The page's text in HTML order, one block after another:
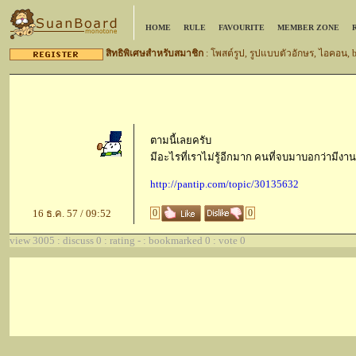
HOME RULE FAVOURITE MEMBER ZONE
สิทธิพิเศษสำหรับสมาชิก : โพสต์รูป, รูปแบบตัวอักษร, ไอคอน,
ตามนี้เลยครับ
มีอะไรที่เราไม่รู้อีกมาก คนที่จบมาบอกว่ามีงา
http://pantip.com/topic/30135632
16 ธ.ค. 57 / 09:52 0 0
view 3005 : discuss 0 : rating - : bookmarked 0 : vote 0